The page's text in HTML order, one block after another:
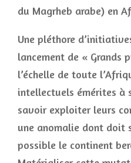
du Magrheb arabe) en
Une pléthore
lancement de « Grands
l’échelle de toute
intellectuels émérites à
savoir exploiter leurs
une anomalie dont doit
possible le continent